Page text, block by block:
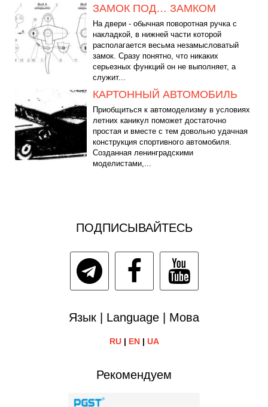
ЗАМОК ПОД… ЗАМКОМ
На двери - обычная поворотная ручка с
накладкой, в нижней части которой
располагается весьма незамысловатый
замок. Сразу понятно, что никаких
серьезных функций он не выполняет, а
служит...
КАРТОННЫЙ АВТОМОБИЛЬ
Приобщиться к автомоделизму в условиях
летних каникул поможет достаточно
простая и вместе с тем довольно удачная
конструкция спортивного автомобиля.
Созданная ленинградскими
моделистами,...
ПОДПИСЫВАЙТЕСЬ
Язык | Language | Мова
RU| EN| UA
Рекомендуем